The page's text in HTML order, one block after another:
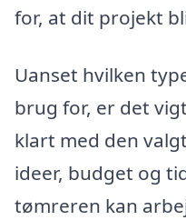
for, at dit projekt
Uanset hvilken
brug for, er det
klart med den
ideer, budget og
tømreren kan